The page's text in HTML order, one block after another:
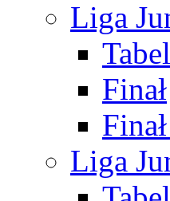
Liga
Finał
Liga